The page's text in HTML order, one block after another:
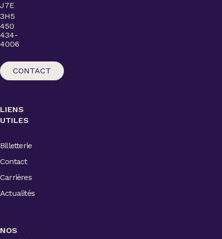
J7E
3H5
450
434-
4006
CONTACT
LIENS
UTILES
Billetterie
Contact
Carrières
Actualités
NOS